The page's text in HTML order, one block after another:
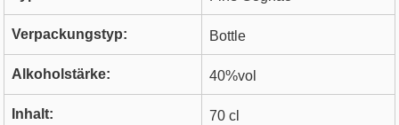
Verpackungstyp: Bottle
Alkoholstärke: 40%vol
Inhalt: 70 cl